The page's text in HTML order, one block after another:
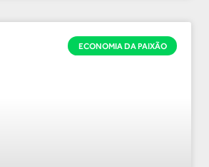
ECONOMIA DA PAIXÃO